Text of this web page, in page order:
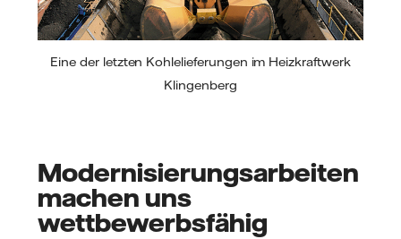
Eine der letzten Kohlelieferungen im Heizkraftwerk
Klingenberg
Modernisierungsarbeiten
machen uns
wettbewerbsfähig